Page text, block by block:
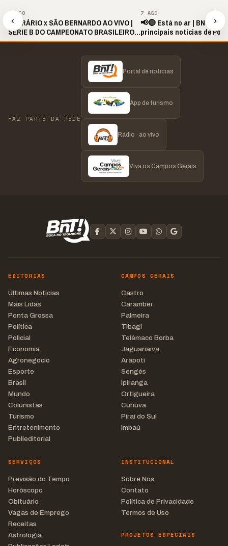
‹
8 AGO
OPERÁRIO x SÃO BERNARDO AO VIVO |
SÉRIE B DO CAMPEONATO BRASILEIRO
2026 | 19H30
7 AGO
📢🔴 Está no ar | BNT
principais notícias de
região!
›
FAZ PARTE DA REDE
Portal de notícias
App de turismo
Rádio · ao vivo
Viva os Campos Gerais
EDITORIAS
Últimas Notícias
Mais Lidas
Ponta Grossa
Política
Policial
Economia
Agronegócio
Esporte
Brasil
Mundo
Colunistas
Turismo
Entretenimento
Publieditorial
CAMPOS GERAIS
Castro
Carambeí
Palmeira
Tibagi
Telêmaco Borba
Jaguariaíva
Arapoti
Sengés
Ipiranga
Ortigueira
Curiúva
Piraí do Sul
Imbaú
SERVIÇOS
Previsão do Tempo
Horóscopo
Obituário
Vagas de Emprego
Receitas
Astrologia
INSTITUCIONAL
Sobre Nós
Contato
Política de Privacidade
Termos de Uso
PROJETOS ESPECIAIS